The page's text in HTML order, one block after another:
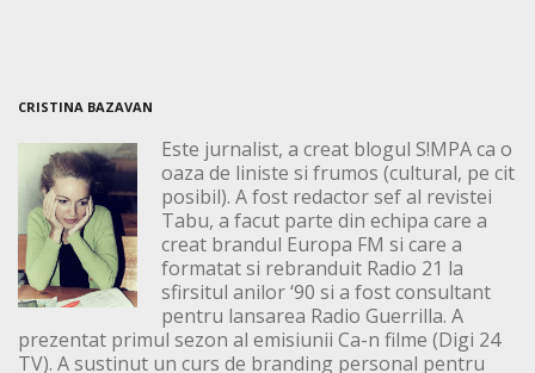
CRISTINA BAZAVAN
Este jurnalist, a creat blogul S!MPA ca o
oaza de liniste si frumos (cultural, pe cit
posibil). A fost redactor sef al revistei
Tabu, a facut parte din echipa care a
creat brandul Europa FM si care a
formatat si rebranduit Radio 21 la
sfirsitul anilor ‘90 si a fost consultant
pentru lansarea Radio Guerrilla. A
prezentat primul sezon al emisiunii Ca-n filme (Digi 24
TV). A sustinut un curs de branding personal pentru